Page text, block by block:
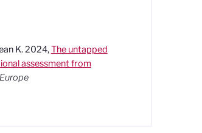
K. 2024,The untapped
assessment from